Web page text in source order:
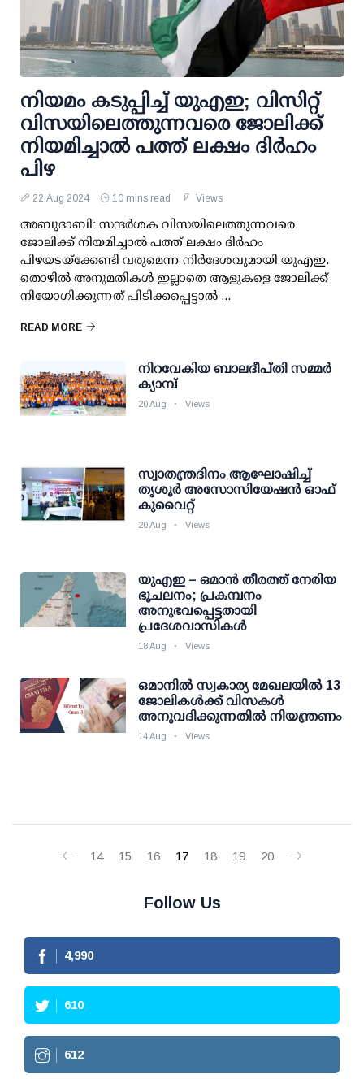
നിയമം കടുപ്പിച്ച് യുഎഇ; വിസിറ്റ്
വിസയിലെത്തുന്നവരെ ജോലിക്ക്
നിയമിച്ചാൽ പത്ത് ലക്ഷം ദിർഹം
പിഴ
22 Aug 2024 10 mins read Views
അബുദാബി: സന്ദർശക വിസയിലെത്തുന്നവരെ
ജോലിക്ക് നിയമിച്ചാൽ പത്ത് ലക്ഷം ദിർഹം
പിഴയടയ്‌ക്കേണ്ടി വരുമെന്ന നിർദേശവുമായി യുഎഇ.
തൊഴിൽ അനുമതികൾ ഇല്ലാതെ ആളുകളെ ജോലിക്ക്
നിയോഗിക്കുന്നത് പിടിക്കപ്പെട്ടാൽ ...
READ MORE
നിറവേകിയ ബാലദീപ്തി സമ്മര്‍
ക്യാമ്പ്
20 Aug Views
സ്വാതന്ത്രദിനം ആഘോഷിച്ച്
തൃശൂര്‍ അസോസിയേഷന്‍ ഓഫ്
കുവൈറ്റ്
20 Aug Views
യുഎഇ – ഒമാൻ തീരത്ത് നേരിയ
ഭൂചലനം; പ്രകമ്പനം
അനുഭവപ്പെട്ടതായി
പ്രദേശവാസികൾ
18 Aug Views
ഒമാനിൽ സ്വകാര്യ മേഖലയിൽ 13
ജോലികൾക്ക് വിസകൾ
അനുവദിക്കുന്നതിൽ നിയന്ത്രണം
14 Aug Views
14 15 16 17 18 19 20
Follow Us
4,990
610
612